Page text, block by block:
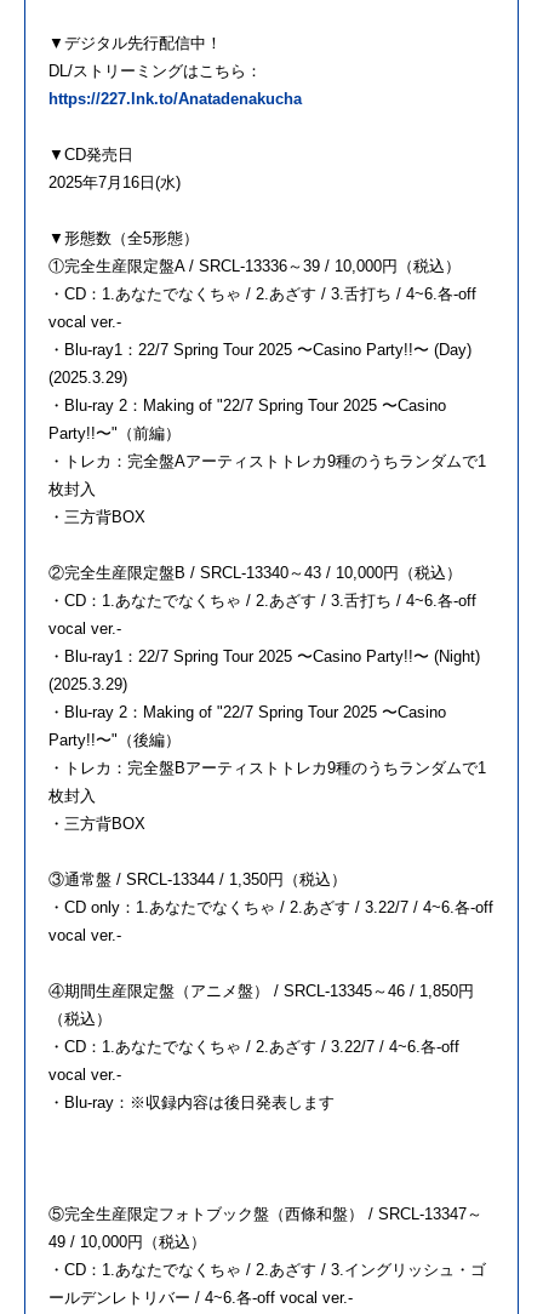
▼デジタル先行配信中！
DL/ストリーミングはこちら：
https://227.lnk.to/Anatadenakucha
▼CD発売日
2025年7月16日(水)
▼形態数（全5形態）
①完全生産限定盤A / SRCL-13336～39 / 10,000円（税込）
・CD：1.あなたでなくちゃ / 2.あざす / 3.舌打ち / 4~6.各-off
vocal ver.-
・Blu-ray1：22/7 Spring Tour 2025 〜Casino Party!!〜 (Day)
(2025.3.29)
・Blu-ray 2：Making of "22/7 Spring Tour 2025 〜Casino
Party!!〜"（前編）
・トレカ：完全盤Aアーティストトレカ9種のうちランダムで1
枚封入
・三方背BOX
②完全生産限定盤B / SRCL-13340～43 / 10,000円（税込）
・CD：1.あなたでなくちゃ / 2.あざす / 3.舌打ち / 4~6.各-off
vocal ver.-
・Blu-ray1：22/7 Spring Tour 2025 〜Casino Party!!〜 (Night)
(2025.3.29)
・Blu-ray 2：Making of "22/7 Spring Tour 2025 〜Casino
Party!!〜"（後編）
・トレカ：完全盤Bアーティストトレカ9種のうちランダムで1
枚封入
・三方背BOX
③通常盤 / SRCL-13344 / 1,350円（税込）
・CD only：1.あなたでなくちゃ / 2.あざす / 3.22/7 / 4~6.各-off
vocal ver.-
④期間生産限定盤（アニメ盤） / SRCL-13345～46 / 1,850円
（税込）
・CD：1.あなたでなくちゃ / 2.あざす / 3.22/7 / 4~6.各-off
vocal ver.-
・Blu-ray：※収録内容は後日発表します
⑤完全生産限定フォトブック盤（西條和盤） / SRCL-13347～
49 / 10,000円（税込）
・CD：1.あなたでなくちゃ / 2.あざす / 3.イングリッシュ・ゴ
ールデンレトリバー / 4~6.各-off vocal ver.-